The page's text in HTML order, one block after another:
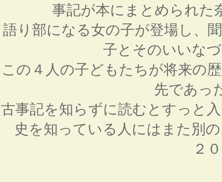
事記が本にまとめられた
語り部になる女の子が登場し、
子とそのいいな
この４人の子どもたちが将来の
先であっ
古事記を知らずに読むとすっと
史を知っている人にはまた別
２